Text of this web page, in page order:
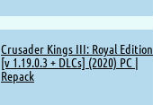
Crusader Kings III: Royal Edition
[v 1.19.0.3 + DLCs] (2020) PC |
Repack